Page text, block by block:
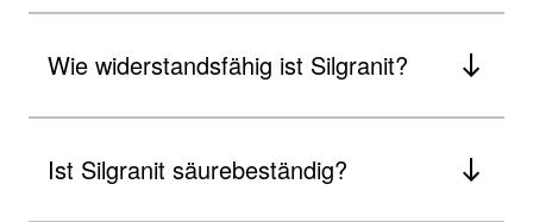
Wie widerstandsfähig ist Silgranit?
Ist Silgranit säurebeständig?